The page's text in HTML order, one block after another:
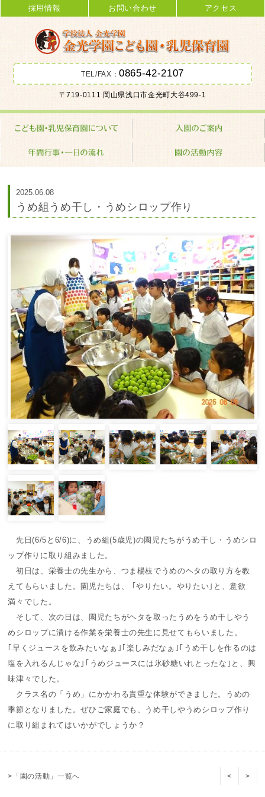
金光学園こども園･乳児保育園 学校
法人 金光学園
採用情報 お問い合わせ アクセス
TEL/FAX：0865-42-2107
〒719-0111 岡山県浅口市金光町大谷499-1
2025.06.08
うめ組うめ干し・うめシロップ作り
先日(6/5と6/6)に、うめ組(5歳児)の園児たちがうめ干し・うめシロ
ップ作りに取り組みました。
初日は、栄養士の先生から、つま楊枝でうめのヘタの取り方を教
えてもらいました。園児たちは、 ｢やりたい。やりたい｣と、意欲
満々でした。
そして、次の日は、園児たちがヘタを取ったうめをうめ干しやう
めシロップに漬ける作業を栄養士の先生に見せてもらいました。
｢早くジュースを飲みたいなぁ｣｢楽しみだなぁ｣｢うめ干しを作るのは
塩を入れるんじゃな｣｢うめジュースには氷砂糖いれとったな｣と、興
味津々でした。
クラス名の「うめ」にかかわる貴重な体験ができました。うめの
季節となりました。ぜひご家庭でも、うめ干しやうめシロップ作り
に取り組まれてはいかがでしょうか？
>「園の活動」一覧へ < >